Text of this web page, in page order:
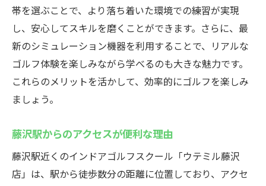
最新技術を活用したゴルフ練習の未来
24時間営業のインドアゴルフスクールで藤沢駅
から通いやすい
藤沢駅からのアクセスの良さを活かす
早朝や深夜でも利用可能なメリット
藤沢エリアでの利便性を追求
24時間営業の活用術
帯を選ぶことで、より落ち着いた環境での練習が実現
し、安心してスキルを磨くことができます。さらに、最
新のシミュレーション機器を利用することで、リアルな
ゴルフ体験を楽しみながら学べるのも大きな魅力です。
これらのメリットを活かして、効率的にゴルフを楽しみ
ましょう。
藤沢駅からのアクセスが便利な理由
藤沢駅近くのインドアゴルフスクール「ウテミル藤沢
店」は、駅から徒歩数分の距離に位置しており、アクセ